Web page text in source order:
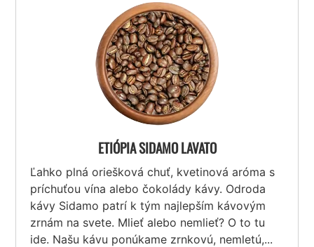
ETIÓPIA SIDAMO LAVATO
Ľahko plná oriešková chuť, kvetinová aróma s
príchuťou vína alebo čokolády kávy. Odroda
kávy Sidamo patrí k tým najlepším kávovým
zrnám na svete. Mlieť alebo nemlieť? O to tu
ide. Našu kávu ponúkame zrnkovú, nemletú,...